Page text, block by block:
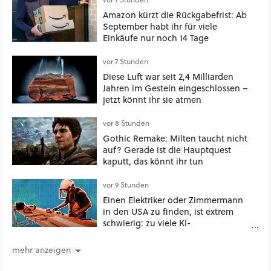
Amazon kürzt die Rückgabefrist: Ab
September habt ihr für viele
Einkäufe nur noch 14 Tage
vor 7 Stunden
Diese Luft war seit 2,4 Milliarden
Jahren im Gestein eingeschlossen –
jetzt könnt ihr sie atmen
vor 8 Stunden
Gothic Remake: Milten taucht nicht
auf? Gerade ist die Hauptquest
kaputt, das könnt ihr tun
vor 9 Stunden
Einen Elektriker oder Zimmermann
in den USA zu finden, ist extrem
schwierig: zu viele KI-
mehr anzeigen